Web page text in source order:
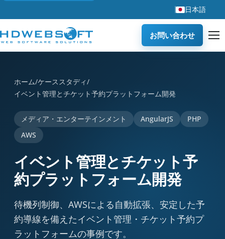
日本語
お問い合わせ
ホーム/ケーススタディ/
イベント管理とチケット予約プラットフォーム開発
メディア・エンターテインメント AngularJS
PHP
AWS
イベント管理とチケット予
約プラットフォーム開発
待機列制御、AWSによる自動拡張、安定した予
約導線を備えたイベント管理・チケット予約プ
ラットフォームの事例です。